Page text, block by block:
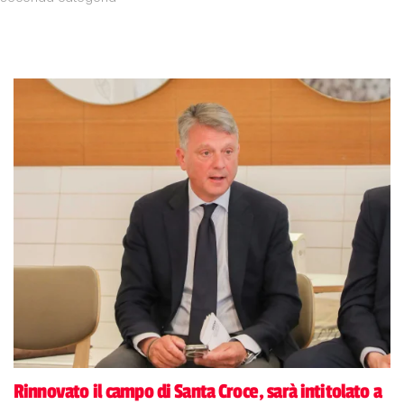
Rinnovato il campo di Santa Croce, sarà intitolato a